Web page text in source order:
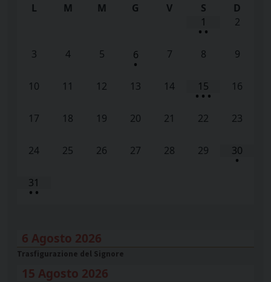
L M M G V S
D
1
• •
2
3 4 5 6
•
7 8 9
10 11 12 13 14 15
• • •
16
17 18 19 20 21 22 23
24 25 26 27 28 29 30
•
31
• •
6 Agosto 2026
Trasfigurazione del Signore
15 Agosto 2026